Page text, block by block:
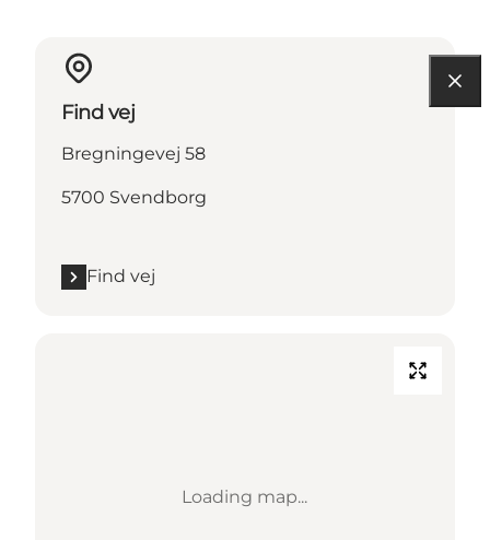
Find vej
Bregningevej 58
5700 Svendborg
Find vej
Loading map...